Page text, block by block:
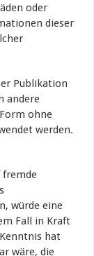
oder
dieser
Publikation
andere
ohne
werden.
fremde
würde eine
Fall in Kraft
hat
wäre, die